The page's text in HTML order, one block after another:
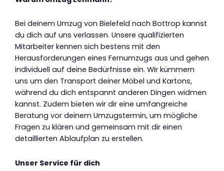
Bei deinem Umzug von Bielefeld nach Bottrop kannst
du dich auf uns verlassen. Unsere qualifizierten
Mitarbeiter kennen sich bestens mit den
Herausforderungen eines Fernumzugs aus und gehen
individuell auf deine Bedürfnisse ein. Wir kümmern
uns um den Transport deiner Möbel und Kartons,
während du dich entspannt anderen Dingen widmen
kannst. Zudem bieten wir dir eine umfangreiche
Beratung vor deinem Umzugstermin, um mögliche
Fragen zu klären und gemeinsam mit dir einen
detaillierten Ablaufplan zu erstellen.
Unser Service für dich